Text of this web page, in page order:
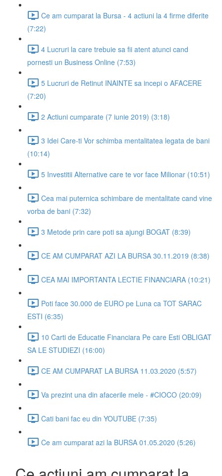
Ce am cumparat la Bursa - 4 actiuni la 4 firme diferite
(7:22)
4 Lucruri la care trebuie sa fii atent atunci cand
pornesti un Business Online (7:53)
5 Lucruri de Retinut INAINTE sa incepi o AFACERE
(7:20)
2 Actiuni cumparate (7 iunie 2019) (3:18)
3 Idei Care-ti Vor schimba mentalitatea legata de bani
(10:14)
5 Investitii Alternative care te vor face Milionar (10:51)
Cea mai puternica schimbare de mentalitate cand vine
vorba de bani (7:32)
3 Metode prin care poti sa ajungi BOGAT (8:39)
CE AM CUMPARAT AZI LA BURSA 30.11.2019 (8:38)
CEA MAI IMPORTANTA LECTIE FINANCIARA (10:21)
Poti face 30.000 de EURO pe Luna ca TOT SARAC
ESTI (6:35)
10 Carti de Educatie Financiara Pe care Esti OBLIGAT
SA LE STUDIEZI (16:00)
CE AM CUMPARAT LA BURSA 11.03.2020 (5:57)
Va prezint una din afacerile mele - #CIOCO (20:09)
Cati bani fac eu din YOUTUBE (7:35)
Ce am cumparat azi la BURSA 01.05.2020 (5:26)